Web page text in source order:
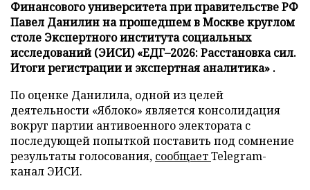
Финансового университета при правительстве РФ
Павел Данилин на прошедшем в Москве круглом
столе Экспертного института социальных
исследований (ЭИСИ) «ЕДГ–2026: Расстановка сил.
Итоги регистрации и экспертная аналитика» .
По оценке Данилила, одной из целей
деятельности «Яблоко» является консолидация
вокруг партии антивоенного электората с
последующей попыткой поставить под сомнение
результаты голосования, сообщаетTelegram-
канал ЭИСИ.